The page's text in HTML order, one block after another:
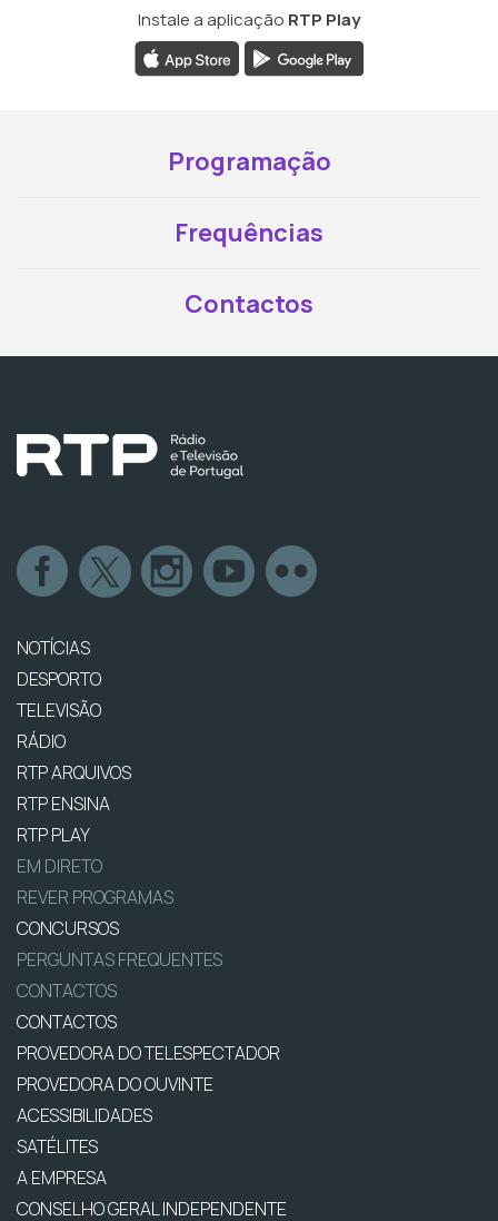
Instale a aplicação RTP Play
Programação
Frequências
Contactos
NOTÍCIAS
DESPORTO
TELEVISÃO
RÁDIO
RTP ARQUIVOS
RTP ENSINA
RTP PLAY
EM DIRETO
REVER PROGRAMAS
CONCURSOS
PERGUNTAS FREQUENTES
CONTACTOS
CONTACTOS
PROVEDORA DO TELESPECTADOR
PROVEDORA DO OUVINTE
ACESSIBILIDADES
SATÉLITES
A EMPRESA
CONSELHO GERAL INDEPENDENTE